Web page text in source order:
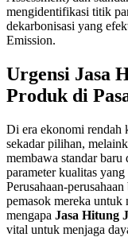
mengidentifikasi titik
dekarbonisasi yang
Emission.
Urgensi Jasa
Produk di
Di era ekonomi rendah
sekadar pilihan,
membawa standar
parameter kualitas
Perusahaan-
pemasok mereka untuk
mengapa Jasa Hitung
vital untuk menjaga